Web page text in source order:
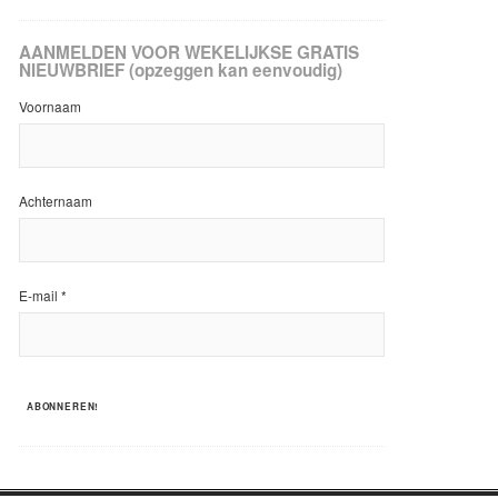
AANMELDEN VOOR WEKELIJKSE GRATIS
NIEUWBRIEF (opzeggen kan eenvoudig)
Voornaam
Achternaam
E-mail *